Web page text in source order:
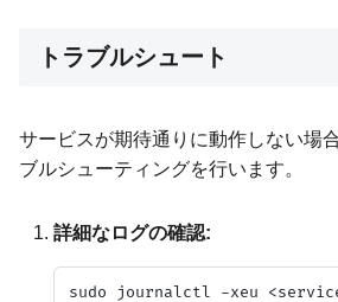
トラブルシュート
サービスが期待通りに動作しない場
ブルシューティングを行います。
詳細なログの確認: